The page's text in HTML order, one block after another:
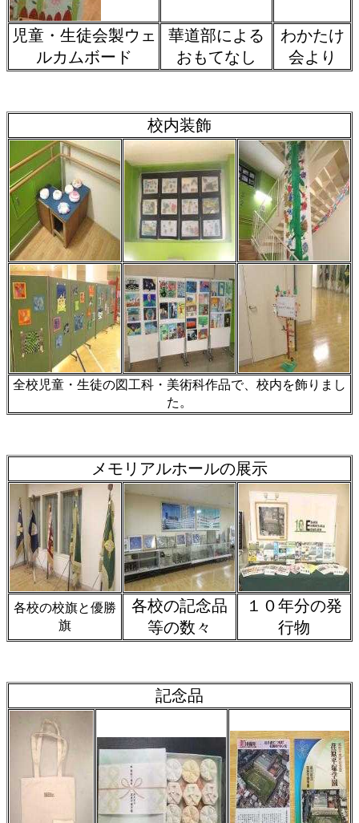
児童・生徒会製ウェ
ルカムボード
華道部による
おもてなし
わかたけ
会より
校内装飾
全校児童・生徒の図工科・美術科作品で、校内を飾りまし
た。
メモリアルホールの展示
各校の校旗と優勝
旗
各校の記念品
等の数々
１０年分の発
行物
記念品